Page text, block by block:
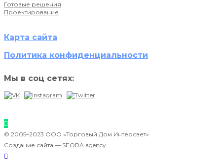
Готовые решения
Проектирование
Карта сайта
Политика конфиденциальности
Мы в соц сетях:
© 2005–2023 ООО «Торговый Дом Интерсвет»
Создание сайта — SEORA.agency